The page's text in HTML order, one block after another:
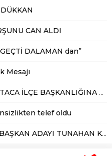
CAN ALDI
DALAMAN dan”
Mesajı
İLÇE BAŞKANLIĞINA ADAY
telef oldu
ESNAFLARININ FAYDALANABİLECEĞİ EĞİTİM ANLAŞMASI